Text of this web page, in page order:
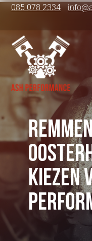
085 078 2334
kiezen